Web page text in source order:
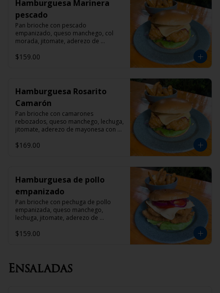
Hamburguesa Marinera
pescado
Pan brioche con pescado
empanizado, queso manchego, col
morada, jitomate, aderezo de
con pimienta cayena
$159.00
Hamburguesa Rosarito
Camarón
Pan brioche con camarones
rebozados, queso manchego, lechuga,
jitomate, aderezo de mayonesa con
cayena
$169.00
Hamburguesa de pollo
empanizado
Pan brioche con pechuga de pollo
empanizada, queso manchego,
lechuga, jitomate, aderezo de
con pimienta cayena
$159.00
Ensaladas